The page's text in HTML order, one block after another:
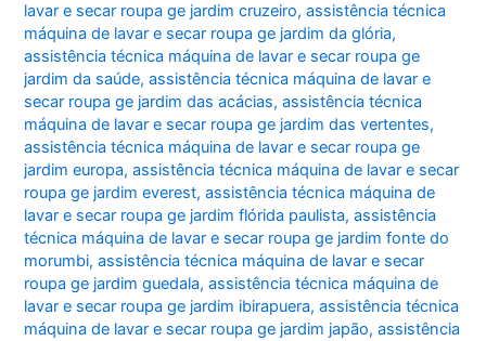
lavar e secar roupa ge jardim cruzeiro,assistência técnica
máquina de lavar e secar roupa ge jardim da glória,
assistência técnica máquina de lavar e secar roupa ge
jardim da saúde,assistência técnica máquina de lavar e
secar roupa ge jardim das acácias,assistência técnica
máquina de lavar e secar roupa ge jardim das vertentes,
assistência técnica máquina de lavar e secar roupa ge
jardim europa,assistência técnica máquina de lavar e secar
roupa ge jardim everest,assistência técnica máquina de
lavar e secar roupa ge jardim flórida paulista,assistência
técnica máquina de lavar e secar roupa ge jardim fonte do
morumbi,assistência técnica máquina de lavar e secar
roupa ge jardim guedala,assistência técnica máquina de
lavar e secar roupa ge jardim ibirapuera,assistência técnica
máquina de lavar e secar roupa ge jardim japão,assistência